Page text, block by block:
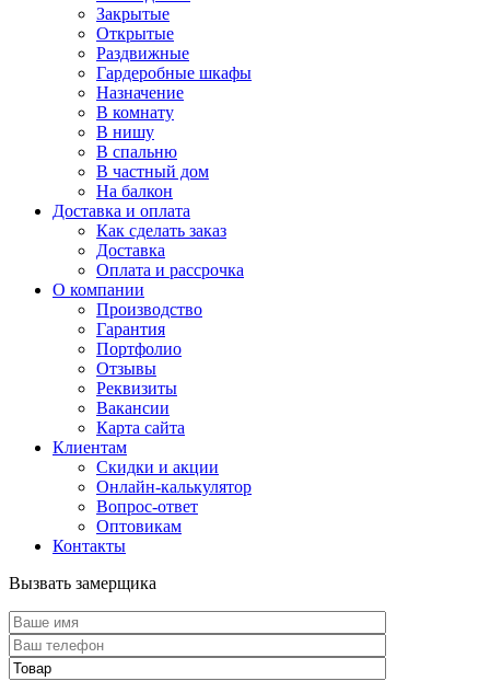
Закрытые
Открытые
Раздвижные
Гардеробные шкафы
Назначение
В комнату
В нишу
В спальню
В частный дом
На балкон
Доставка и оплата
Как сделать заказ
Доставка
Оплата и рассрочка
О компании
Производство
Гарантия
Портфолио
Отзывы
Реквизиты
Вакансии
Карта сайта
Клиентам
Скидки и акции
Онлайн-калькулятор
Вопрос-ответ
Оптовикам
Контакты
Вызвать замерщика